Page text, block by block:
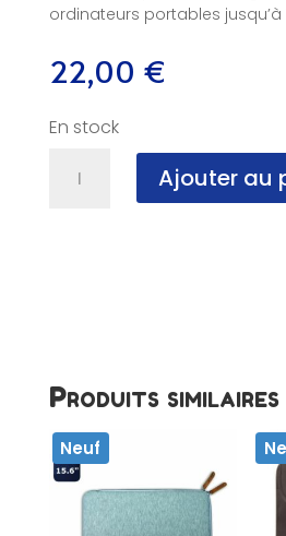
ordinateurs portables jusqu’à
22,00 €
En stock
Ajouter au
Produits similaires
Neuf